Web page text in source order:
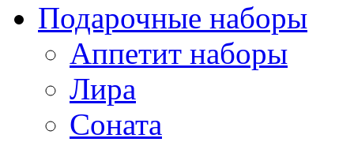
Подарочные наборы
Аппетит наборы
Лира
Соната